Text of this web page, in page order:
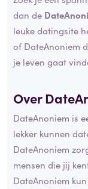
dan de
leuke datingsite
of DateAnoniem
je leven gaat
Over
DateAnoniem is
lekker kunnen
DateAnoniem
mensen die jij
DateAnoniem